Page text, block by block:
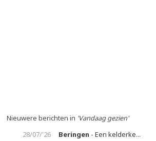
Nieuwere berichten in 'Vandaag gezien'
28/07/'26
Beringen - Een kelderke...